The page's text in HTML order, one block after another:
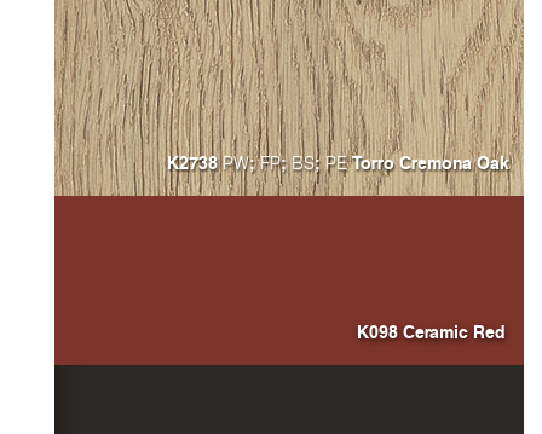
K2738PW; FP; BS; PETorro Cremona
K098 Ceramic Red